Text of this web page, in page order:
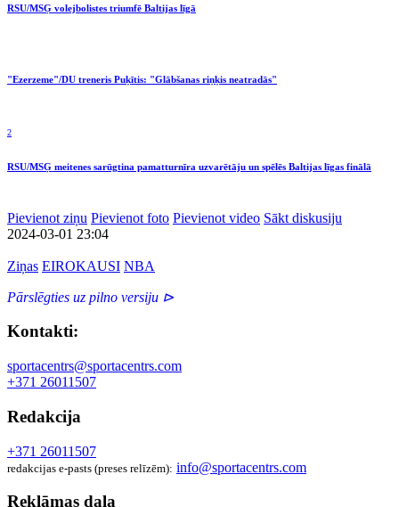
RSU/MSĢ volejbolistes triumfē Baltijas līgā
"Ezerzeme"/DU treneris Puķītis: "Glābšanas riņķis neatradās"
2
RSU/MSĢ meitenes sarūgtina pamatturnīra uzvarētāju un spēlēs Baltijas līgas finālā
Pievienot ziņu Pievienot foto Pievienot video Sākt diskusiju
2024-03-01 23:04
Ziņas EIROKAUSI NBA
Pārslēgties uz pilno versiju ⊳
Kontakti:
sportacentrs@sportacentrs.com
+371 26011507
Redakcija
+371 26011507
redakcijas e-pasts (preses relīzēm): info@sportacentrs.com
Reklāmas daļa